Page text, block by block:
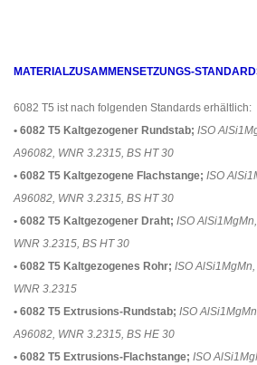
MATERIALZUSAMMENSETZUNGS-
6082 T5 ist nach folgenden Standards erhältlich:
• 6082 T5 Kaltgezogener Rundstab; ISO
A96082, WNR 3.2315, BS HT 30
• 6082 T5 Kaltgezogene Flachstange; ISO
A96082, WNR 3.2315, BS HT 30
• 6082 T5 Kaltgezogener Draht; ISO
WNR 3.2315, BS HT 30
• 6082 T5 Kaltgezogenes Rohr; ISO
WNR 3.2315
• 6082 T5 Extrusions-Rundstab; ISO
A96082, WNR 3.2315, BS HE 30
• 6082 T5 Extrusions-Flachstange; ISO